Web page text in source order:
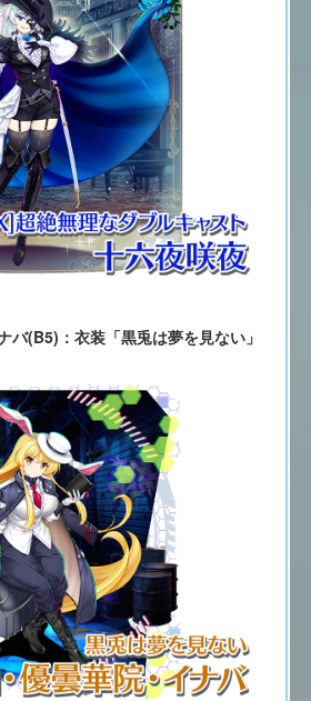
バ(B5)：衣装「黒兎は夢を見ない」